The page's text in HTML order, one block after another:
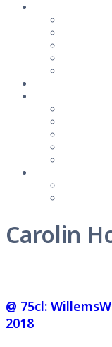
Carolin
@ 75cl:
2018